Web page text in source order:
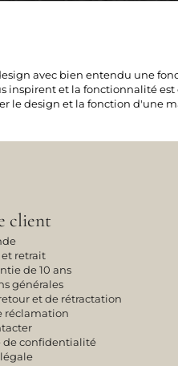
avec bien entendu une
inspirent et la fonctionnalité est
le design et la fonction d'une
client
et retrait
de 10 ans
générales
et de rétractation
réclamation
de confidentialité